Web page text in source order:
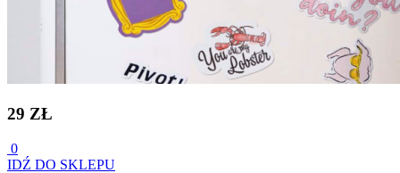
29 ZŁ
0
IDŹ DO SKLEPU